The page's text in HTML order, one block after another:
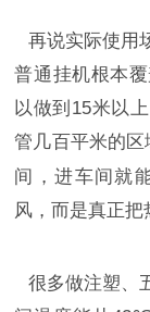
再说实际使用
普通挂机根本
以做到 15米以
管几百平米的
间，进车间就
风，而是真正把
很多做注塑、